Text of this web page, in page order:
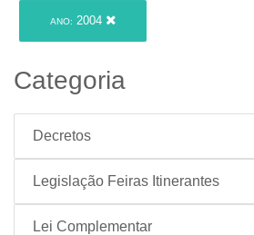
ANO: 2004
Categoria
Decretos
Legislação Feiras Itinerantes
Lei Complementar